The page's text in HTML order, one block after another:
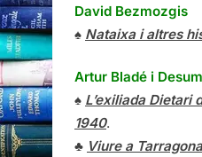
David Bezmozgis
♠ Nataixa i altres
Artur Bladé i
♠ L’exiliada Dietari
1940.
♣ Viure a